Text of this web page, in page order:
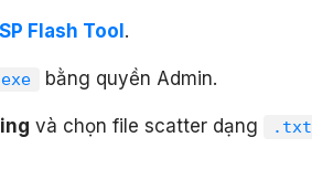
SP Flash Tool.
bằng quyền Admin.
và chọn file scatter dạng .txt